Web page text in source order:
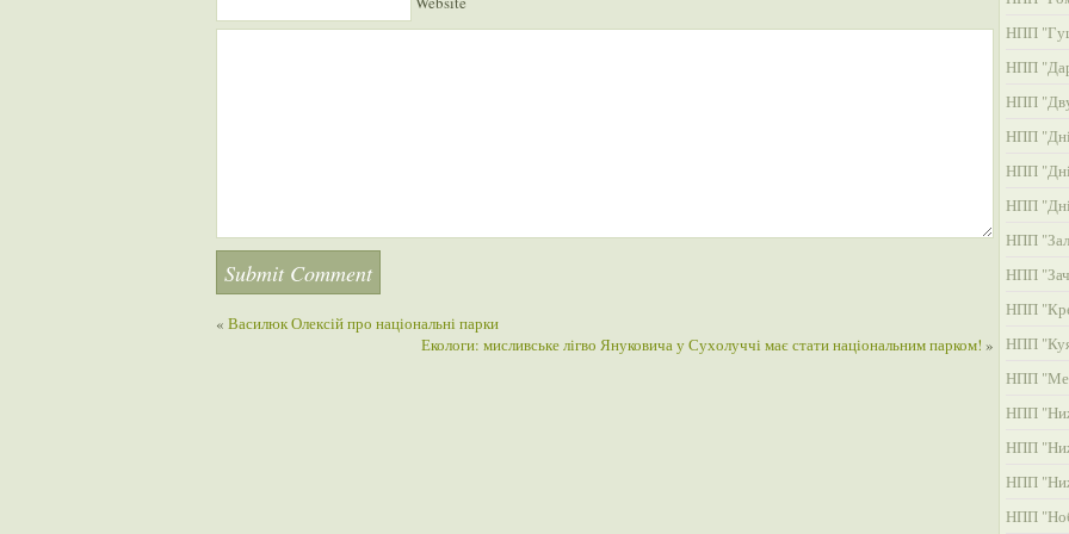
« Василюк Олексій про національні парки
Екологи: мисливське лігво Януковича у Сухолуччі має стати національним парком! »
НПП
НПП
НПП
НПП
НПП
НПП
НПП
НПП
НПП
НПП
НПП
НПП
НПП
НПП
НПП